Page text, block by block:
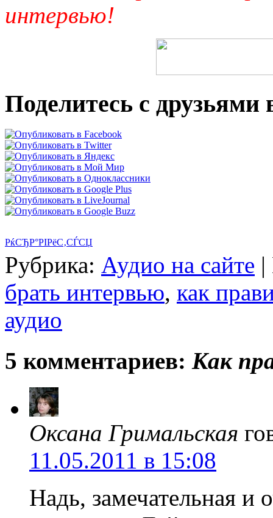
интервью!
Поделитесь с друзьями
РќСЂР°РІРёС‚СЃСЏ
Рубрика: Аудио на сайте |
брать интервью, как
аудио
5 комментариев: Как
Оксана Гримальская
11.05.2011 в 15:08
Надь, замечательная и